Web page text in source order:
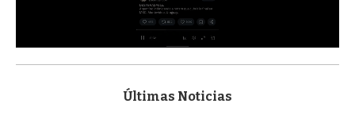
s
Últimas Noticias